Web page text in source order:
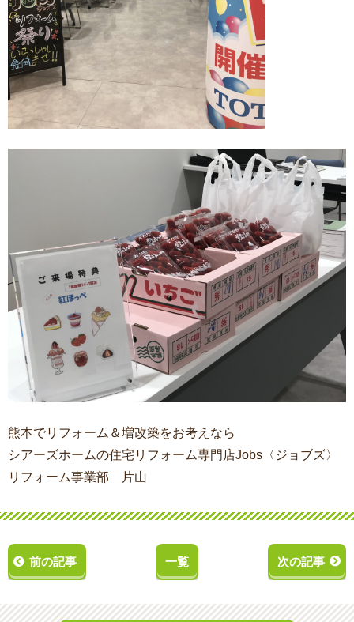
熊本でリフォーム＆増改築をお考えなら
シアーズホームの住宅リフォーム専門店Jobs〈ジョブズ〉
リフォーム事業部 片山
前の記事 一覧 次の記事